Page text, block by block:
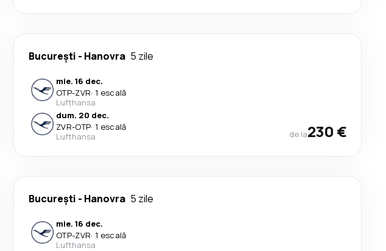
București - Hanovra 5 zile
mie. 16 dec.
OTP-ZVR· 1 escală
Lufthansa
dum. 20 dec.
ZVR-OTP· 1 escală
Lufthansa
de la230 €
București - Hanovra 5 zile
mie. 16 dec.
OTP-ZVR· 1 escală
Lufthansa